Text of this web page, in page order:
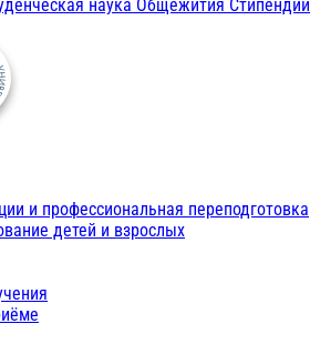
наука Общежития Стипендии
и профессиональная переподготовка
детей и взрослых